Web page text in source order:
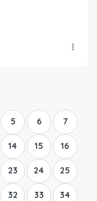
5 6 7
14 15 16
23 24 25
32 33 34